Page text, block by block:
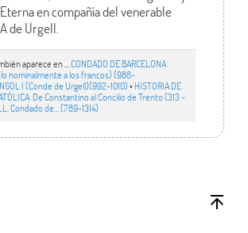
en compañía del venerable
de Urgell.
aparece en ... CONDADO DE BARCELONA
nominalmente a los francos) (988-
I (Conde de Urgell)(992-1010)• HISTORIA DE
De Constantino al Concilio de Trento (313 -
Condado de… (789-1314)